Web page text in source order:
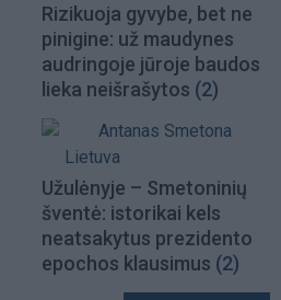
Rizikuoja gyvybe, bet ne
pinigine: už maudynes
audringoje jūroje baudos
lieka neišrašytos (2)
Lietuva
Užulėnyje – Smetoninių
šventė: istorikai kels
neatsakytus prezidento
epochos klausimus (2)